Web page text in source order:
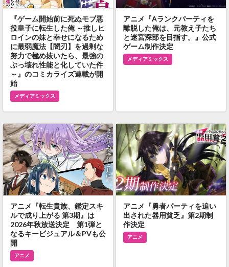
『ゲーム開始前に死ぬモブ悪
役皇子に転生した俺 ～推しヒ
ロインの妹と幸せになるため
に最弱魔法【闇刃】を過剰な
努力で極め抜いたら、最強の
ぶっ壊れ性能と化していた件
～』のコミカライズ連載が開
始
メディアミックス
アニメ『Aランクパーティを
離脱した俺は、元教え子たち
と迷宮深部を目指す。』公式
ゲーム制作決定
メディアミックス
アニメ『転生貴族、鑑定スキ
ルで成り上がる 第3期』は
2026年秋放送決定 第1弾と
なるキービジュアル＆PVも公
開
アニメ
アニメ『勇者パーティを追い
出された器用貧乏』第2期制
作決定
アニメ